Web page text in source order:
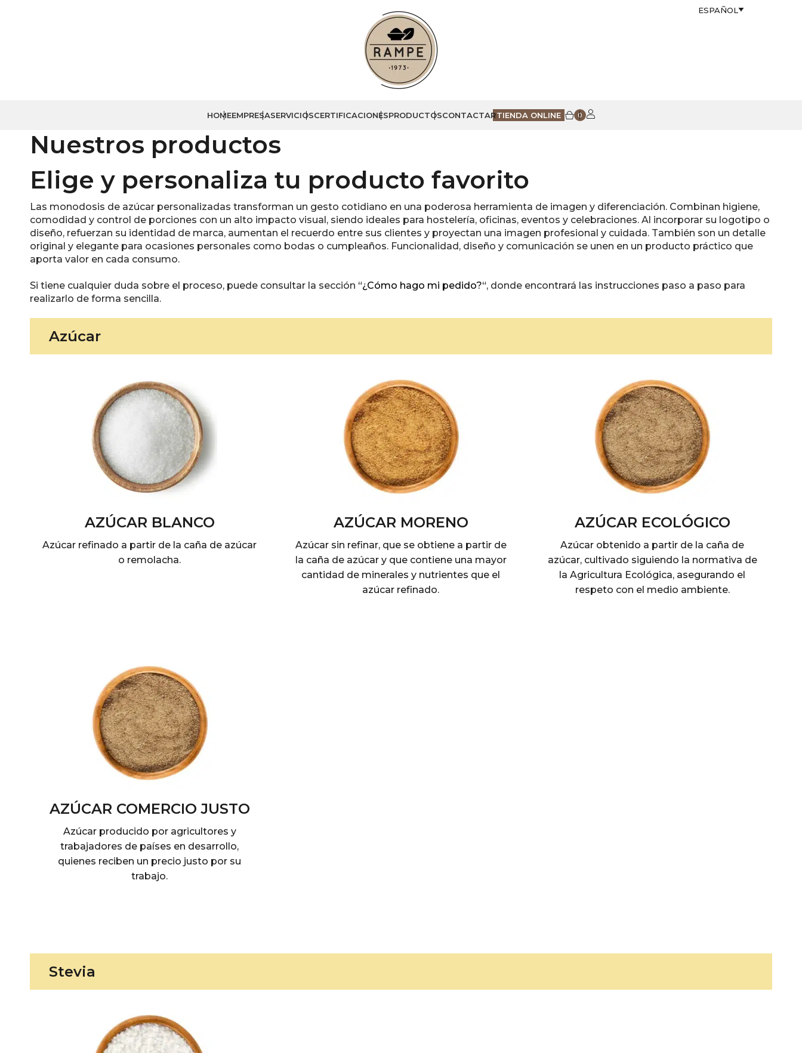
ESPAÑOL
HOMEEMPRESASERVICIOSCERTIFICACIONESPRODUCTOSCONTACTARTIENDA ONLINE 0
Nuestros productos
Elige y personaliza tu producto favorito
Las monodosis de azúcar personalizadas transforman un gesto cotidiano en una poderosa herramienta de imagen y diferenciación. Combinan higiene,
comodidad y control de porciones con un alto impacto visual, siendo ideales para hostelería, oficinas, eventos y celebraciones. Al incorporar su logotipo o
diseño, refuerzan su identidad de marca, aumentan el recuerdo entre sus clientes y proyectan una imagen profesional y cuidada. También son un detalle
original y elegante para ocasiones personales como bodas o cumpleaños. Funcionalidad, diseño y comunicación se unen en un producto práctico que
aporta valor en cada consumo.
Si tiene cualquier duda sobre el proceso, puede consultar la sección “¿Cómo hago mi pedido?“, donde encontrará las instrucciones paso a paso para
realizarlo de forma sencilla.
Azúcar
AZÚCAR BLANCO
Azúcar refinado a partir de la caña de azúcar
o remolacha.
AZÚCAR MORENO
Azúcar sin refinar, que se obtiene a partir de
la caña de azúcar y que contiene una mayor
cantidad de minerales y nutrientes que el
azúcar refinado.
AZÚCAR ECOLÓGICO
Azúcar obtenido a partir de la caña de
azúcar, cultivado siguiendo la normativa de
la Agricultura Ecológica, asegurando el
respeto con el medio ambiente.
AZÚCAR COMERCIO JUSTO
Azúcar producido por agricultores y
trabajadores de países en desarrollo,
quienes reciben un precio justo por su
trabajo.
Stevia